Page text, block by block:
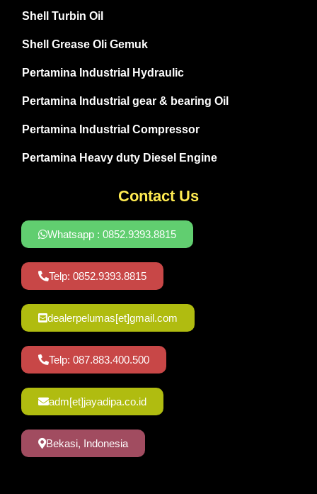
Shell Turbin Oil
Shell Grease Oli Gemuk
Pertamina Industrial Hydraulic
Pertamina Industrial gear & bearing Oil
Pertamina Industrial Compressor
Pertamina Heavy duty Diesel Engine
Contact Us
Whatsapp : 0852.9393.8815
Telp: 0852.9393.8815
dealerpelumas[et]gmail.com
Telp: 087.883.400.500
adm[et]jayadipa.co.id
Bekasi, Indonesia